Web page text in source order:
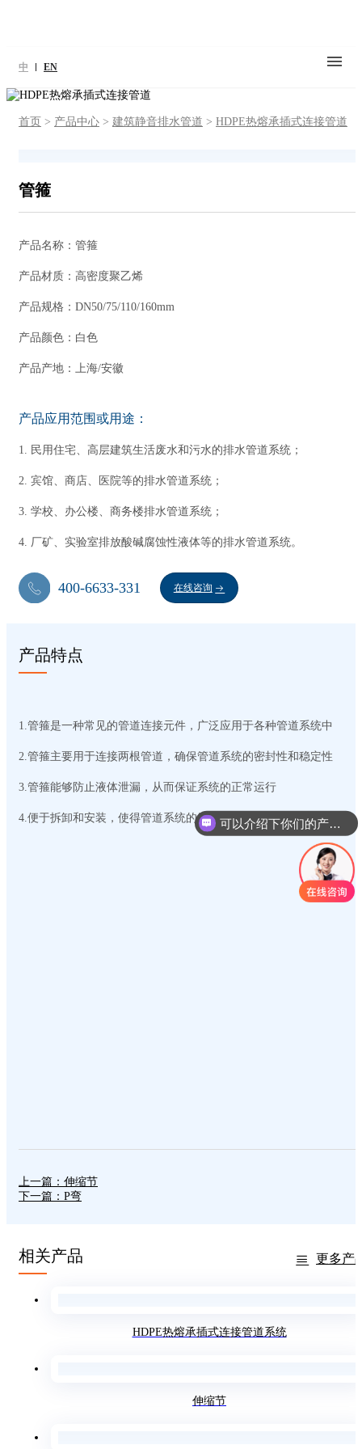
中 EN
首页 > 产品中心 > 建筑静音排水管道 > HDPE热熔承插式连接管道
管箍
产品名称：管箍
产品材质：高密度聚乙烯
产品规格：DN50/75/110/160mm
产品颜色：白色
产品产地：上海/安徽
产品应用范围或用途：
1. 民用住宅、高层建筑生活废水和污水的排水管道系统；
2. 宾馆、商店、医院等的排水管道系统；
3. 学校、办公楼、商务楼排水管道系统；
4. 厂矿、实验室排放酸碱腐蚀性液体等的排水管道系统。
400-6633-331 在线咨询
产品特点
1.管箍是一种常见的管道连接元件，广泛应用于各种管道系统中
2.管箍主要用于连接两根管道，确保管道系统的密封性和稳定性
3.管箍能够防止液体泄漏，从而保证系统的正常运行
4.便于拆卸和安装，使得管道系统的维护和检修变得更加方便
上一篇：伸缩节
下一篇：P弯
相关产品 更多产
HDPE热熔承插式连接管道系统
伸缩节
可以介绍下你们的产品么